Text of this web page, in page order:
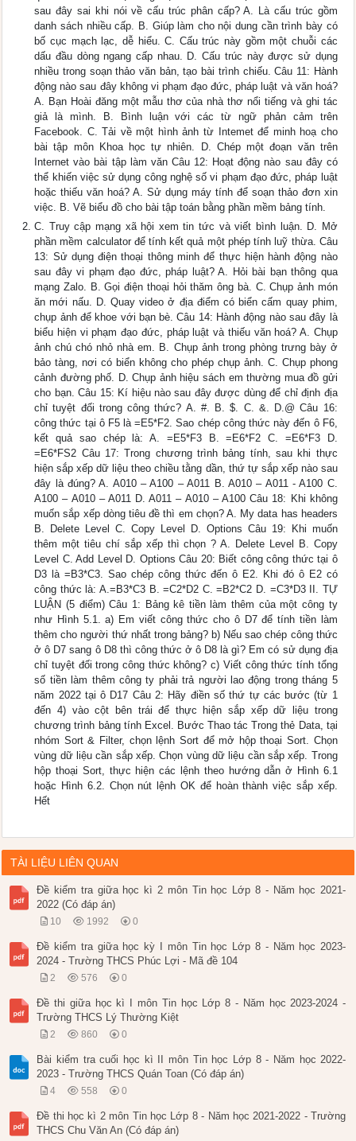
sau đây sai khi nói về cấu trúc phân cấp? A. Là cấu trúc gồm
danh sách nhiều cấp. B. Giúp làm cho nội dung cần trình bày có
bố cục mạch lạc, dễ hiểu. C. Cấu trúc này gồm một chuỗi các
dấu đầu dòng ngang cấp nhau. D. Cấu trúc này được sử dụng
nhiều trong soạn thảo văn bản, tạo bài trình chiếu. Câu 11: Hành
động nào sau đây không vi phạm đạo đức, pháp luật và văn hoá?
A. Bạn Hoài đăng một mẫu thơ của nhà thơ nổi tiếng và ghi tác
giả là mình. B. Bình luận với các từ ngữ phản cảm trên
Facebook. C. Tải về một hình ảnh từ Intemet để minh hoạ cho
bài tập môn Khoa học tự nhiên. D. Chép một đoạn văn trên
Internet vào bài tập làm văn Câu 12: Hoạt động nào sau đây có
thể khiến việc sử dụng công nghệ số vi phạm đạo đức, pháp luật
hoặc thiếu văn hoá? A. Sử dụng máy tính để soạn thảo đơn xin
việc. B. Vẽ biểu đồ cho bài tập toán bằng phần mềm bảng tính.
C. Truy cập mạng xã hội xem tin tức và viết bình luận. D. Mở
phần mềm calculator để tính kết quả một phép tính luỹ thừa. Câu
13: Sử dụng điện thoại thông minh để thực hiện hành động nào
sau đây vi phạm đạo đức, pháp luật? A. Hỏi bài bạn thông qua
mạng Zalo. B. Gọi điện thoại hỏi thăm ông bà. C. Chụp ảnh món
ăn mới nấu. D. Quay video ở địa điểm có biển cấm quay phim,
chụp ảnh để khoe với bạn bè. Câu 14: Hành động nào sau đây là
biểu hiện vi phạm đạo đức, pháp luật và thiếu văn hoá? A. Chụp
ảnh chú chó nhỏ nhà em. B. Chụp ảnh trong phòng trưng bày ở
bảo tàng, nơi có biển không cho phép chụp ảnh. C. Chụp phong
cảnh đường phố. D. Chụp ảnh hiệu sách em thường mua đồ gửi
cho bạn. Câu 15: Kí hiệu nào sau đây được dùng để chỉ định địa
chỉ tuyệt đối trong công thức? A. #. B. $. C. &. D.@ Câu 16:
công thức tại ô F5 là =E5*F2. Sao chép công thức này đến ô F6,
kết quả sao chép là: A. =E5*F3 B. =E6*F2 C. =E6*F3 D.
=E6*FS2 Câu 17: Trong chương trình bảng tính, sau khi thực
hiện sắp xếp dữ liệu theo chiều tằng dần, thứ tự sắp xếp nào sau
đây là đúng? A. A010 – A100 – A011 B. A010 – A011 - A100 C.
A100 – A010 – A011 D. A011 – A010 – A100 Câu 18: Khi không
muốn sắp xếp dòng tiêu đề thì em chọn? A. My data has headers
B. Delete Level C. Copy Level D. Options Câu 19: Khi muốn
thêm một tiêu chí sắp xếp thì chọn ? A. Delete Level B. Copy
Level C. Add Level D. Options Câu 20: Biết công công thức tại ô
D3 là =B3*C3. Sao chép công thức đến ô E2. Khi đó ô E2 có
công thức là: A.=B3*C3 B. =C2*D2 C. =B2*C2 D. =C3*D3 II. TỰ
LUẬN (5 điểm) Câu 1: Bảng kê tiền làm thêm của một công ty
như Hình 5.1. a) Em viết công thức cho ô D7 để tính tiền làm
thêm cho người thứ nhất trong bảng? b) Nếu sao chép công thức
ở ô D7 sang ô D8 thì công thức ở ô D8 là gì? Em có sử dụng địa
chỉ tuyệt đối trong công thức không? c) Viết công thức tính tổng
số tiền làm thêm công ty phải trả người lao động trong tháng 5
năm 2022 tại ô D17 Câu 2: Hãy điền số thứ tự các bước (từ 1
đến 4) vào cột bên trái để thực hiện sắp xếp dữ liệu trong
chương trình bảng tính Excel. Bước Thao tác Trong thẻ Data, tại
nhóm Sort & Filter, chọn lệnh Sort để mở hộp thoại Sort. Chọn
vùng dữ liệu cần sắp xếp. Chọn vùng dữ liệu cần sắp xếp. Trong
hộp thoại Sort, thực hiện các lệnh theo hướng dẫn ở Hình 6.1
hoặc Hình 6.2. Chọn nút lệnh OK để hoàn thành việc sắp xếp.
Hết
TÀI LIỆU LIÊN QUAN
Đề kiểm tra giữa học kì 2 môn Tin học Lớp 8 - Năm học 2021-
2022 (Có đáp án)
10 1992 0
Đề kiểm tra giữa học kỳ I môn Tin học Lớp 8 - Năm học 2023-
2024 - Trường THCS Phúc Lợi - Mã đề 104
2 576 0
Đề thi giữa học kì I môn Tin học Lớp 8 - Năm học 2023-2024 -
Trường THCS Lý Thường Kiệt
2 860 0
Bài kiểm tra cuối học kì II môn Tin học Lớp 8 - Năm học 2022-
2023 - Trường THCS Quán Toan (Có đáp án)
4 558 0
Đề thi học kì 2 môn Tin học Lớp 8 - Năm học 2021-2022 - Trường
THCS Chu Văn An (Có đáp án)